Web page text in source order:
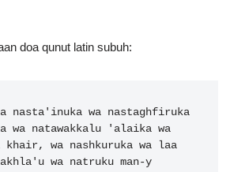
doa qunut latin subuh:
nasta'inuka wa nastaghfiruka
wa natawakkalu 'alaika wa
wa nashkuruka wa laa
wa natruku man-y